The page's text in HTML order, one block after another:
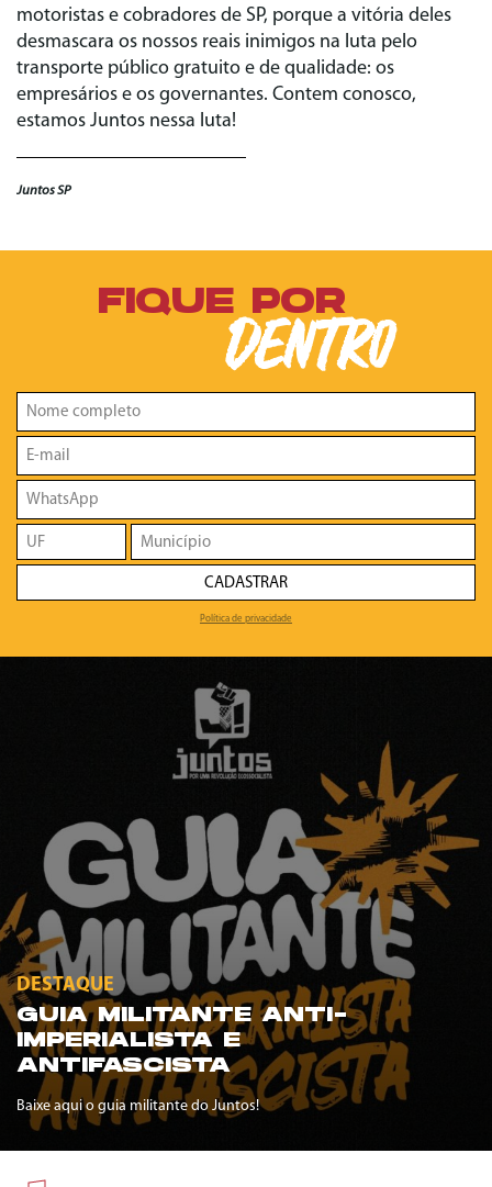
motoristas e cobradores de SP, porque a vitória deles
desmascara os nossos reais inimigos na luta pelo
transporte público gratuito e de qualidade: os
empresários e os governantes. Contem conosco,
estamos Juntos nessa luta!
Juntos SP
FIQUE POR
DENTRO
CADASTRAR
Política de privacidade
DESTAQUE
GUIA MILITANTE ANTI-
IMPERIALISTA E
ANTIFASCISTA
Baixe aqui o guia militante do Juntos!